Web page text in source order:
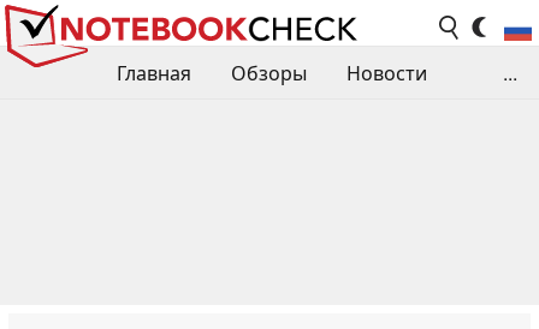
Главная Обзоры
Новости
...